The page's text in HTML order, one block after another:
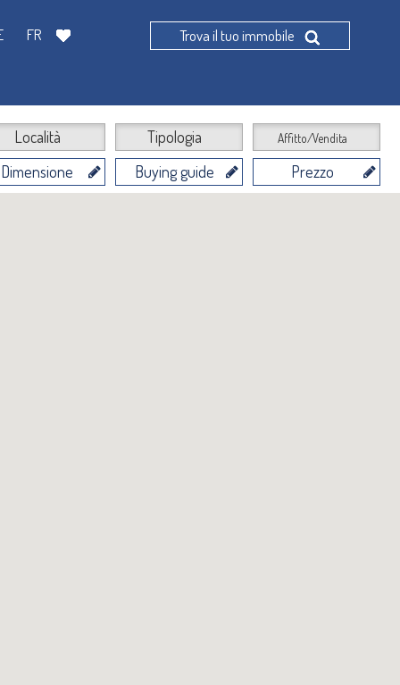
Località Tipologia Affitto/Vendita
Dimensione Buying guide Prezzo
FR Trova il tuo immobile